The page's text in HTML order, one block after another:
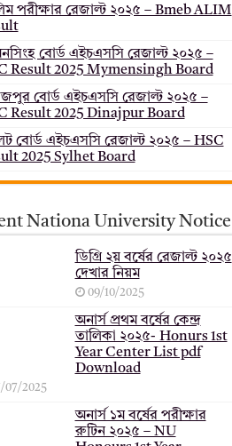
পরীক্ষার রেজাল্ট ২০২৫ – Bmeb ALIM
বোর্ড এইচএসসি রেজাল্ট ২০২৫ –
Result 2025 Mymensingh Board
বোর্ড এইচএসসি রেজাল্ট ২০২৫ –
Result 2025 Dinajpur Board
বোর্ড এইচএসসি রেজাল্ট ২০২৫ – HSC
2025 Sylhet Board
Nationa University Notice
ডিগ্রি ২য় বর্ষের রেজাল্ট ২০২৫
দেখার নিয়ম
09/10/2025
অনার্স প্রথম বর্ষের কেন্দ্র
তালিকা ২০২৫- Honurs 1st
Year Center List pdf
Download
07/2025
অনার্স ১ম বর্ষের পরীক্ষার
রুটিন ২০২৫ – NU